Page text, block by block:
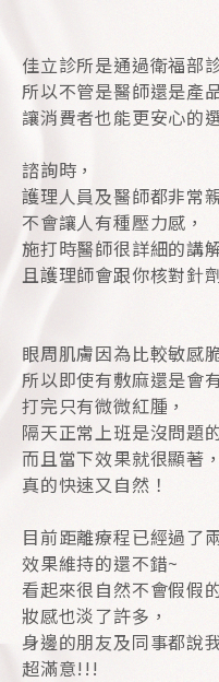
佳立診所是通過衛福部
所以不管是醫師還是產
讓消費者也能更安心的
諮詢時，
護理人員及醫師都非常
不會讓人有種壓力感，
施打時醫師很詳細的講
且護理師會跟你核對針
眼周肌膚因為比較敏感
所以即使有敷麻還是會
打完只有微微紅腫，
隔天正常上班是沒問題
而且當下效果就很顯著，
真的快速又自然！
目前距離療程已經過了
效果維持的還不錯~
看起來很自然不會假假
妝感也淡了許多，
身邊的朋友及同事都說
超滿意!!!